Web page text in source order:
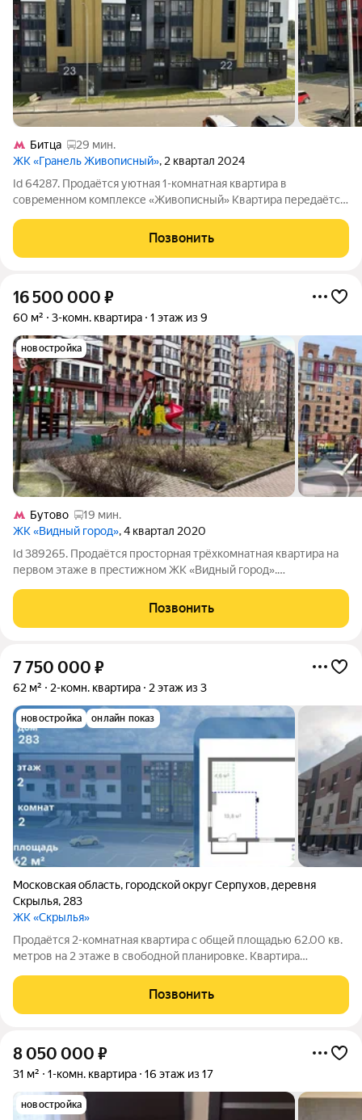
Битца
29 мин.
ЖК «Гранель Живописный», 2 квартал 2024
Id 64287. Продаётся уютная 1-комнатная квартира в
современном комплексе «Живописный» Квартира передаётся
пространство: вы сможете реализовать любые дизайн-
проекты, сделать ремонт «под себя» и
Позвонить
16 500 000 ₽
60 м² 3-комн. квартира 1 этаж из 9
новостройка
Бутово
19 мин.
ЖК «Видный город», 4 квартал 2020
Id 389265. Продаётся просторная трёхкомнатная квартира на
первом этаже в престижном ЖК «Видный город».
квартиру площадью 60 кв. м в одном из самых
привлекательных жилых комплексов г. Видное. Объект
Позвонить
7 750 000 ₽
62 м² 2-комн. квартира 2 этаж из 3
новостройка онлайн показ
Московская область, городской округ Серпухов, деревня
Скрылья, 283
ЖК «Скрылья»
Продаётся 2-комнатная квартира с общей площадью 62.00 кв.
метров на 2 этаже в свободной планировке. Квартира
Застройщик ООО Флагман. Квартира является первичным
жильем, дом введен в
Позвонить
8 050 000 ₽
31 м² 1-комн. квартира 16 этаж из 17
новостройка